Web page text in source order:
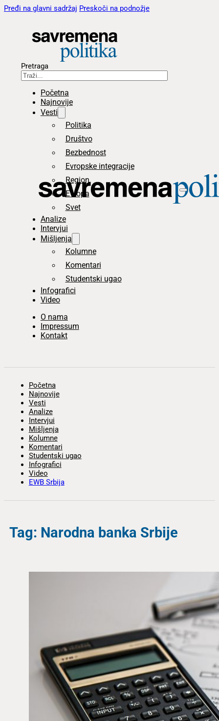
Pređi na glavni sadržaj Preskoči na podnožje
Pretraga
Početna
Najnovije
Vesti
Politika
Društvo
Bezbednost
Evropske integracije
Region
Evropa
Svet
Analize
Intervjui
Mišljenja
Kolumne
Komentari
Studentski ugao
Infografici
Video
O nama
Impressum
Kontakt
Početna
Najnovije
Vesti
Analize
Intervjui
Mišljenja
Kolumne
Komentari
Studentski ugao
Infografici
Video
EWB Srbija
Tag: Narodna banka Srbije